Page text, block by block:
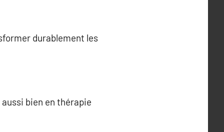
durablement les
bien en thérapie